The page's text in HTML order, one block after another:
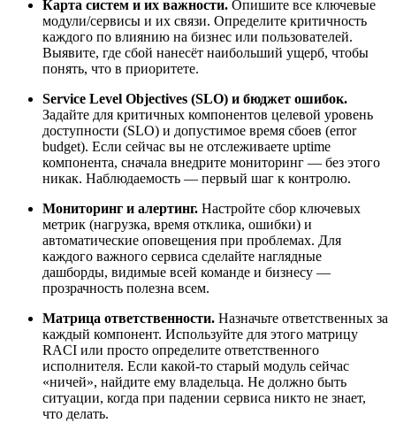
Карта систем и их важности. Опишите все ключевые
модули/сервисы и их связи. Определите критичность
каждого по влиянию на бизнес или пользователей.
Выявите, где сбой нанесёт наибольший ущерб, чтобы
понять, что в приоритете.
Service Level Objectives (SLO) и бюджет ошибок.
Задайте для критичных компонентов целевой уровень
доступности (SLO) и допустимое время сбоев (error
budget). Если сейчас вы не отслеживаете uptime
компонента, сначала внедрите мониторинг — без этого
никак. Наблюдаемость — первый шаг к контролю.
Мониторинг и алертинг. Настройте сбор ключевых
метрик (нагрузка, время отклика, ошибки) и
автоматические оповещения при проблемах. Для
каждого важного сервиса сделайте наглядные
дашборды, видимые всей команде и бизнесу —
прозрачность полезна всем.
Матрица ответственности. Назначьте ответственных за
каждый компонент. Используйте для этого матрицу
RACI или просто определите ответственного
исполнителя. Если какой-то старый модуль сейчас
«ничей», найдите ему владельца. Не должно быть
ситуации, когда при падении сервиса никто не знает,
что делать.